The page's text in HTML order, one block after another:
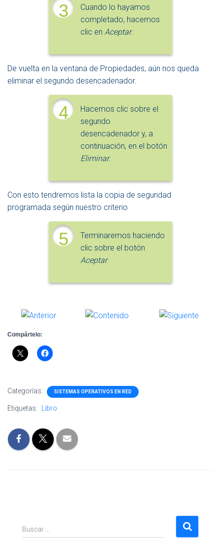
3
Cuando lo hayamos
completado, hacemos
clic en Aceptar.
De vuelta en la ventana de Propiedades, aún nos queda
eliminar el segundo desencadenador.
4
Hacemos clic sobre el
segundo
desencadenador y, a
continuación, en el botón
Eliminar.
Con esto tendremos lista la copia de seguridad
programada según nuestro criterio
5
Terminaremos haciendo
clic sobre el botón
Aceptar.
Compártelo:
Categorías: SISTEMAS OPERATIVOS EN RED
Etiquetas: Libro
B
u
Buscar …